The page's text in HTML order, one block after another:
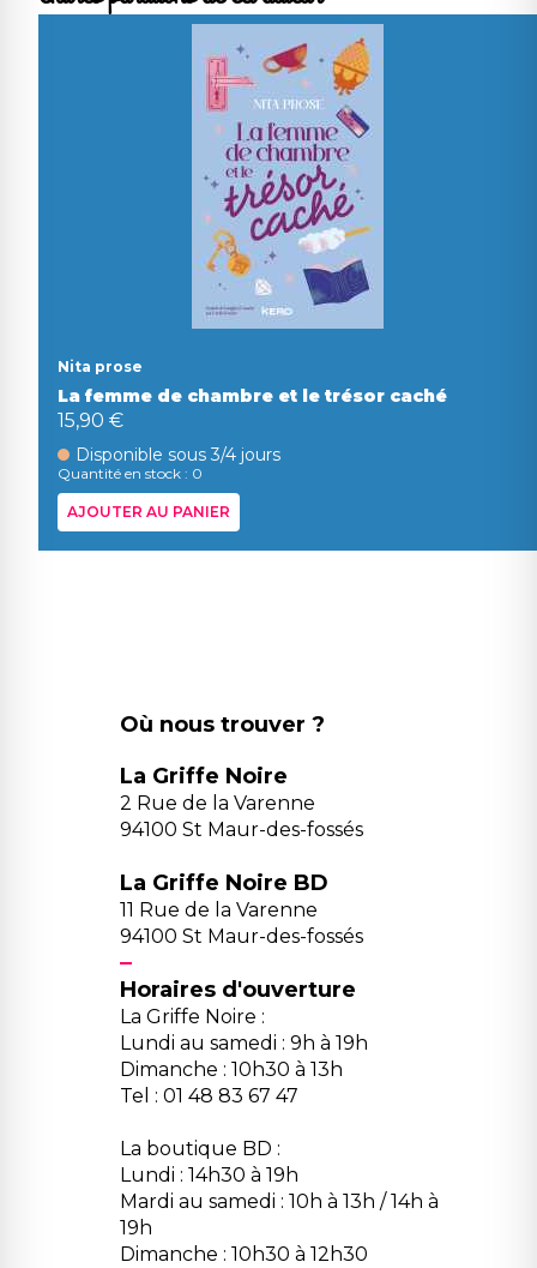
Nita prose
La femme de chambre et le trésor caché
15,90 €
Disponible sous 3/4 jours
Quantité en stock : 0
AJOUTER AU PANIER
Où nous trouver ?
La Griffe Noire
2 Rue de la Varenne
94100 St Maur-des-fossés
La Griffe Noire BD
11 Rue de la Varenne
94100 St Maur-des-fossés
Horaires d'ouverture
La Griffe Noire :
Lundi au samedi : 9h à 19h
Dimanche : 10h30 à 13h
Tel : 01 48 83 67 47
La boutique BD :
Lundi : 14h30 à 19h
Mardi au samedi : 10h à 13h / 14h à
19h
Dimanche : 10h30 à 12h30